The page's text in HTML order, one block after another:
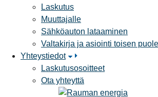
Laskutus
Muuttajalle
Sähköauton lataaminen
Valtakirja ja asiointi toisen
Yhteystiedot
Laskutusosoitteet
Ota yhteyttä